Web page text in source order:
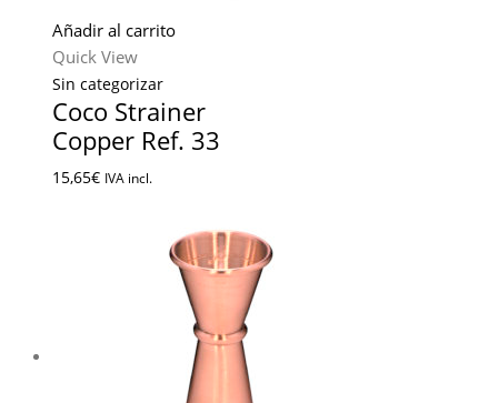
Añadir al carrito
Quick View
Sin categorizar
Coco Strainer
Copper Ref. 33
15,65€ IVA incl.